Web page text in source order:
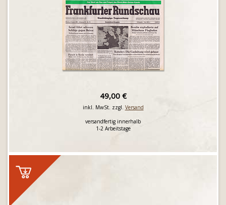
49,00 €
inkl. MwSt. zzgl. Versand
versandfertig innerhalb
1-2 Arbeitstage